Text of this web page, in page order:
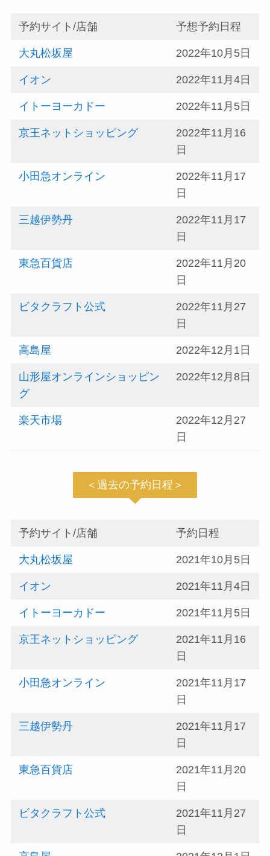
予約サイト/店舗 予想予約日程
大丸松坂屋 2022年10月5日
イオン 2022年11月4日
イトーヨーカドー 2022年11月5日
京王ネットショッピング
2022年11月16
日
小田急オンライン
2022年11月17
日
三越伊勢丹
2022年11月17
日
東急百貨店
2022年11月20
日
ビタクラフト公式
2022年11月27
日
高島屋 2022年12月1日
山形屋オンラインショッピン
グ
2022年12月8日
楽天市場
2022年12月27
日
＜過去の予約日程＞
予約サイト/店舗 予約日程
大丸松坂屋 2021年10月5日
イオン 2021年11月4日
イトーヨーカドー 2021年11月5日
京王ネットショッピング
2021年11月16
日
小田急オンライン
2021年11月17
日
三越伊勢丹
2021年11月17
日
東急百貨店
2021年11月20
日
ビタクラフト公式
2021年11月27
日